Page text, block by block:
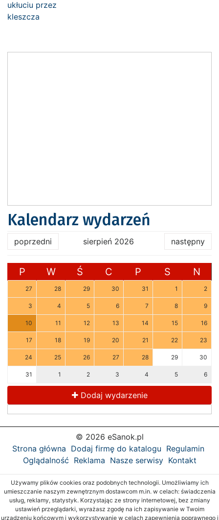
Kalendarz wydarzeń
poprzedni sierpień 2026 następny
P W Ś C P S N
27 28 29 30 31 1 2
3 4 5 6 7 8 9
10 11 12 13 14 15 16
17 18 19 20 21 22 23
24 25 26 27 28 29 30
31 1 2 3 4 5 6
Dodaj wydarzenie
© 2026 eSanok.pl
Strona główna Dodaj firmę do katalogu Regulamin
Oglądalność Reklama Nasze serwisy Kontakt
Używamy plików cookies oraz podobnych technologii. Umożliwiamy ich
umieszczanie naszym zewnętrznym dostawcom m.in. w celach: świadczenia
usług, reklamy, statystyk. Korzystając ze strony internetowej, bez zmiany
ustawień przeglądarki, wyrażasz zgodę na ich zapisywanie w Twoim
urządzeniu końcowym i wykorzystywanie w celach zapewnienia poprawnego i